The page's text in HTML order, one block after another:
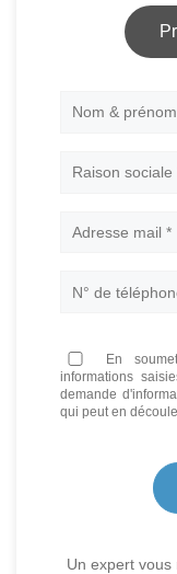
Nom
En
informations
demande
qui peut en
Un expert